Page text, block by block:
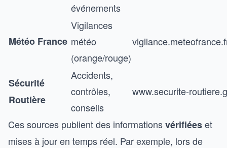
événements
Météo France
Vigilances
météo
(orange/rouge)
Sécurité
Routière
Accidents,
contrôles,
conseils
www.securite-
Ces sources publient des informationsvérifiéeset
mises à jour en temps réel. Par exemple, lors de